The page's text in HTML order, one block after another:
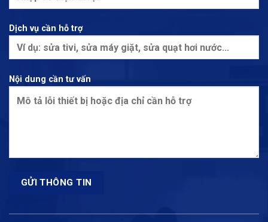
Dịch vụ cần hỗ trợ
Nội dung cần tư vấn